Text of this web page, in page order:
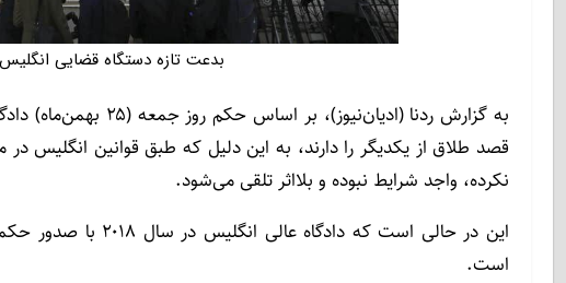
بدعت تازه دستگاه قضایی
قصد طلاق از یکدیگر را دارند، به این دلیل که طبق قوانین انگلیس
نکرده، واجد شرایط نبوده و بلااثر تلقی می‌شود.
این در حالی است که
است.